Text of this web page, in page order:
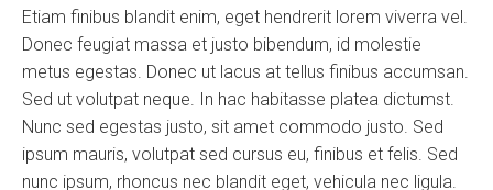
Etiam finibus blandit enim, eget hendrerit lorem viverra vel.
Donec feugiat massa et justo bibendum, id molestie
metus egestas. Donec ut lacus at tellus finibus accumsan.
Sed ut volutpat neque. In hac habitasse platea dictumst.
Nunc sed egestas justo, sit amet commodo justo. Sed
ipsum mauris, volutpat sed cursus eu, finibus et felis. Sed
nunc ipsum, rhoncus nec blandit eget, vehicula nec ligula.